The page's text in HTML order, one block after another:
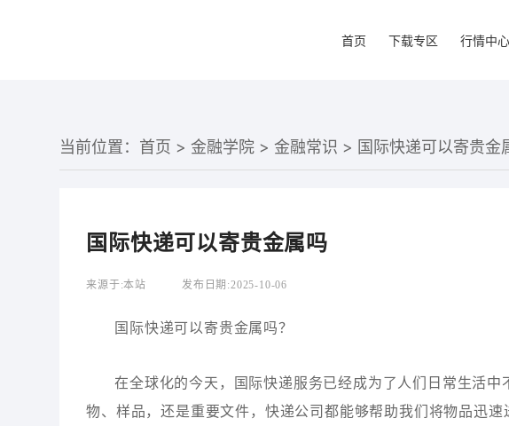
首页 下载专区 行情中心
当前位置： 首页 >金融学院 >金融常识 > 国际快递可以寄贵金
国际快递可以寄贵金属吗
来源于:本站 发布日期:2025-10-06
国际快递可以寄贵金属吗？
在全球化的今天，国际快递服务已经成为了人们日常生活
物、样品，还是重要文件，快递公司都能够帮助我们将物品迅